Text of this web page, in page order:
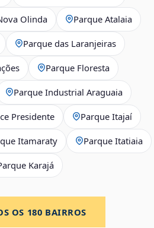
Olinda Parque Atalaia
Parque das Laranjeiras
Parque Floresta
Parque Industrial Araguaia
Presidente Parque Itajaí
Itamaraty Parque Itatiaia
Karajá
OS 180 BAIRROS